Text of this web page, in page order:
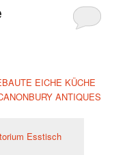
EICHE KÜCHE
ANTIQUES